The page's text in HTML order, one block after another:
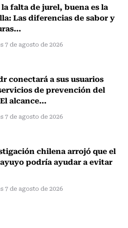
falta de jurel, buena es la
Las diferencias de sabor y
7 de agosto de 2026
conectará a sus usuarios
de prevención del
alcance...
7 de agosto de 2026
chilena arrojó que el
podría ayudar a evitar
7 de agosto de 2026